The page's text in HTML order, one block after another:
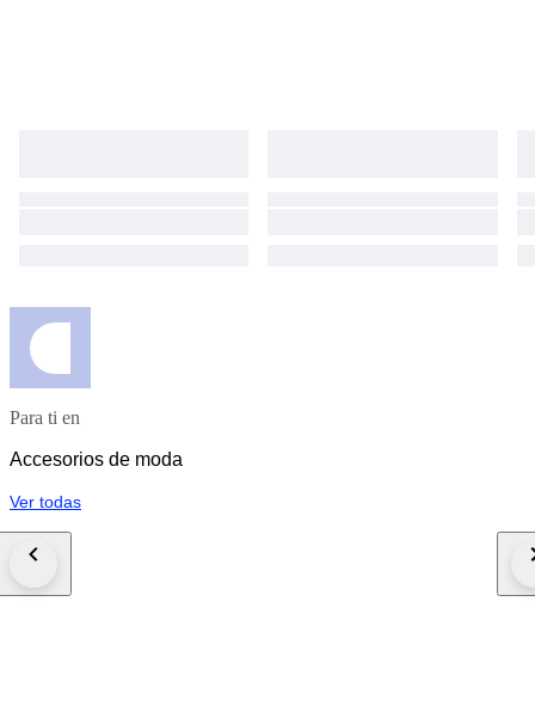
Para ti en
Accesorios de moda
Ver todas